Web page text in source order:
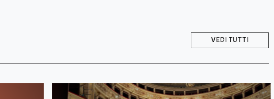
VEDI TUTTI